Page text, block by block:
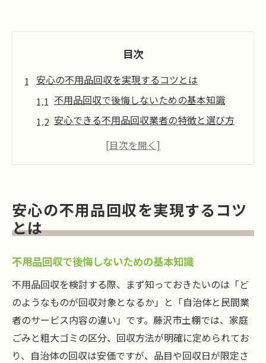
目次
安心の不用品回収を実現するコツとは
不用品回収で後悔しないための基本知識
安心できる不用品回収業者の特徴と選び方
トラブル回避に役立つ不用品回収の注意点
賢く不用品回収業者を見極める方法
不用品回収業者の評判や口コミをチェック
するコツ
見積もり比較でわかる不用品回収業者の信
不用品回収業者の公式窓口を活用するポイ
ント
悪徳な不用品回収業者の見分け方と事例
不用品回収サービス内容の違いを理解する
安心の不用品回収を実現するコツ
とは
不用品回収で後悔しないための基本知識
不用品回収を検討する際、まず知っておきたいのは「ど
のようなものが回収対象となるか」と「自治体と民間業
者のサービス内容の違い」です。藤沢市土棚では、家庭
ごみと粗大ゴミの区分、回収方法が明確に定められてお
り、自治体の回収は安価ですが、品目や回収日が限定さ